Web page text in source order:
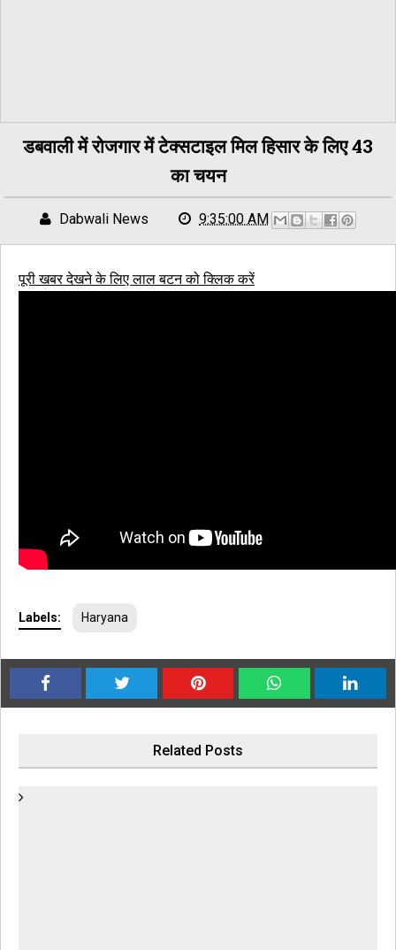
डबवाली में रोजगार में टेक्सटाइल मिल हिसार के लिए 43
का चयन
Dabwali News 9:35:00 AM
पूरी खबर देखने के लिए लाल बटन को क्लिक करें
Labels: Haryana
Related Posts